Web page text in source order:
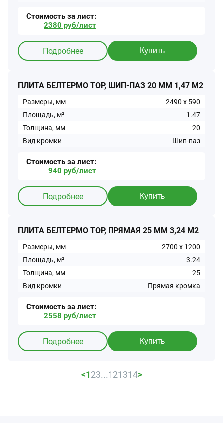
Стоимость за лист:
2380 руб/лист
Подробнее Купить
ПЛИТА БЕЛТЕРМО TOP, ШИП-ПАЗ 20 ММ 1,47 М2
Размеры, мм 2490 x 590
Площадь, м²
1.47
Толщина, мм
20
Вид кромки
Шип-паз
Стоимость за лист:
940 руб/лист
Подробнее Купить
ПЛИТА БЕЛТЕРМО TOP, ПРЯМАЯ 25 ММ 3,24 М2
Размеры, мм 2700 x 1200
Площадь, м²
3.24
Толщина, мм
25
Вид кромки
Прямая кромка
Стоимость за лист:
2558 руб/лист
Подробнее Купить
<123...121314>